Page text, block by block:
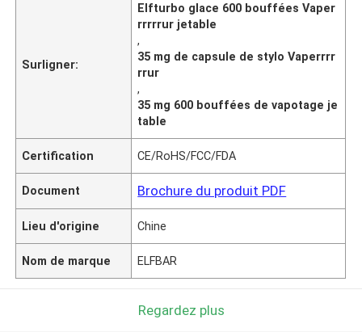
Surligner:
Elfturbo glace 600 bouffées Vaper
rrrrrur jetable
,
35 mg de capsule de stylo Vaperrrr
rrur
,
35 mg 600 bouffées de vapotage je
table
Certification CE/RoHS/FCC/FDA
Document Brochure du produit PDF
Lieu d'origine Chine
Nom de marque ELFBAR
Regardez plus